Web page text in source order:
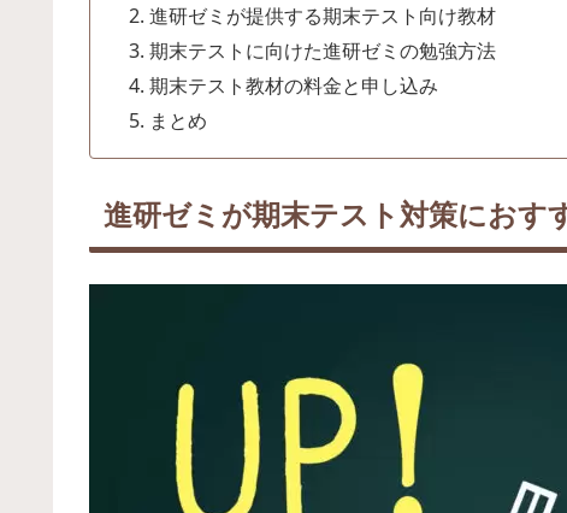
進研ゼミが提供する期末テスト向け教材
期末テストに向けた進研ゼミの勉強方法
期末テスト教材の料金と申し込み
まとめ
進研ゼミが期末テスト対策におす